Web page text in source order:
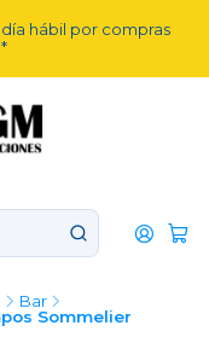
hábil por compras
Bar
Sommelier